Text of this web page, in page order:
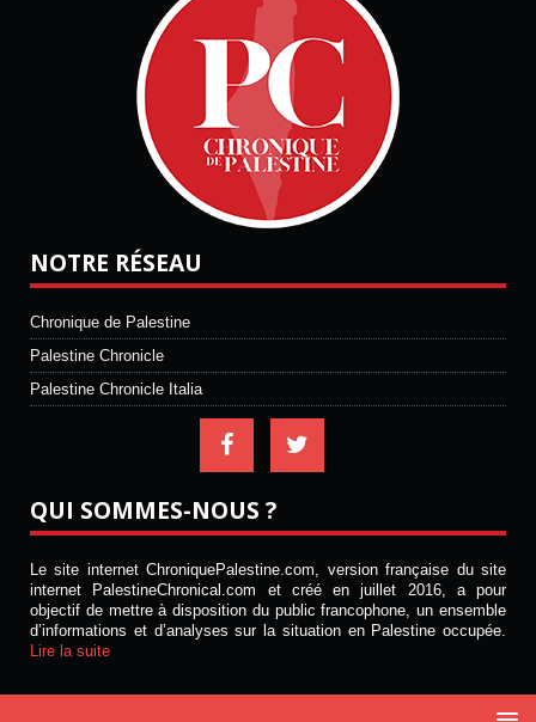
NOTRE RÉSEAU
Chronique de Palestine
Palestine Chronicle
Palestine Chronicle Italia
QUI SOMMES-NOUS ?
Le site internet ChroniquePalestine.com, version française du site
internet PalestineChronical.com et créé en juillet 2016, a pour
objectif de mettre à disposition du public francophone, un ensemble
d’informations et d’analyses sur la situation en Palestine occupée.
Lire la suite